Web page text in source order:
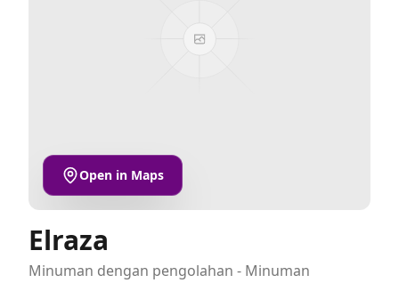
Open in Maps
Elraza
Minuman dengan pengolahan - Minuman